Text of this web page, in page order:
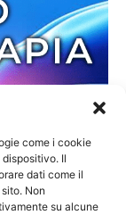
come i cookie
Il
dati come il
Non
su alcune